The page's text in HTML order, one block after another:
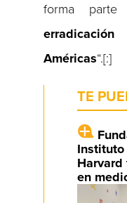
forma
Américas“.[:]
TE
Instituto
en